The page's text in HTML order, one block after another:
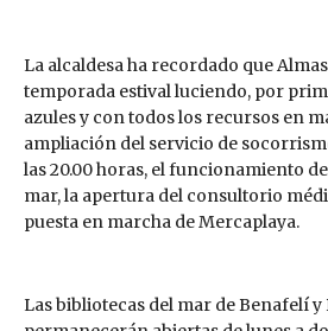
La alcaldesa ha recordado que
temporada estival luciendo, por
azules y con todos los recursos en
ampliación del servicio de
las 20.00 horas, el funcionamiento
mar, la apertura del consultorio
puesta en marcha de Mercaplaya.
Las bibliotecas del mar de Benafelí y